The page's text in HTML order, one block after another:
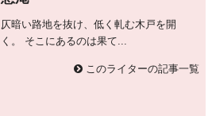
仄暗い路地を抜け、低く軋む木戸を開
く。 そこにあるのは果て...
このライターの記事一覧